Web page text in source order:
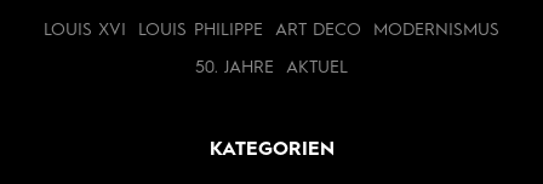
LOUIS XVI LOUIS PHILIPPE ART DECO MODERNISMUS
50. JAHRE AKTUEL
KATEGORIEN